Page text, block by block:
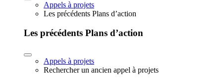
Appels à projets
Les précédents Plans d’action
Les précédents Plans d’action
Appels à projets
Rechercher un ancien appel à projets